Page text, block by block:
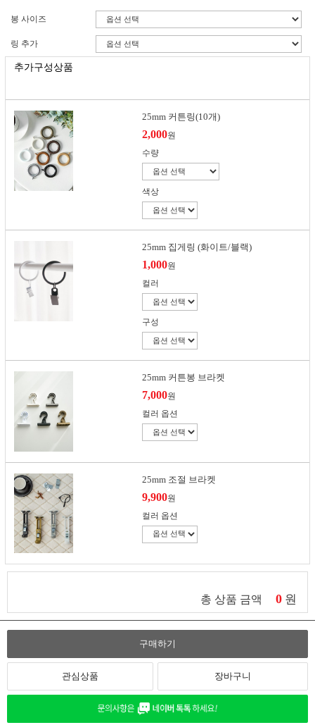
봉 사이즈
링 추가
추가구성상품
25mm 커튼링(10개)
2,000원
수량
색상
25mm 집게링 (화이트/블랙)
1,000원
컬러
구성
25mm 커튼봉 브라켓
7,000원
컬러 옵션
25mm 조절 브라켓
9,900원
컬러 옵션
총 상품 금액 0 원
구매하기
관심상품 장바구니